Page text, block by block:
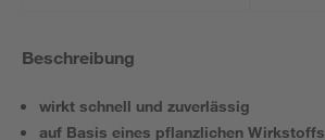
Beschreibung
wirkt schnell und zuverlässig
auf Basis eines pflanzlichen Wirkstoffs